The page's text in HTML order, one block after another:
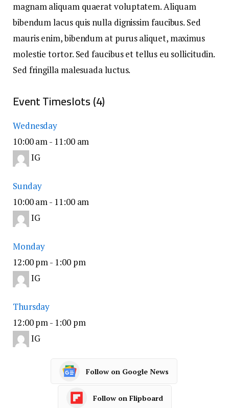
magnam aliquam quaerat voluptatem. Aliquam
bibendum lacus quis nulla dignissim faucibus. Sed
mauris enim, bibendum at purus aliquet, maximus
molestie tortor. Sed faucibus et tellus eu sollicitudin.
Sed fringilla malesuada luctus.
Event Timeslots (4)
Wednesday
10:00 am- 11:00 am
IG
Sunday
10:00 am- 11:00 am
IG
Monday
12:00 pm- 1:00 pm
IG
Thursday
12:00 pm- 1:00 pm
IG
Follow on Google News
Follow on Flipboard